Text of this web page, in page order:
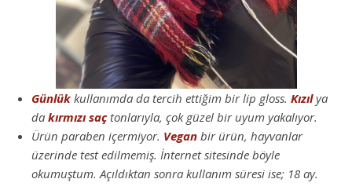
Günlük kullanımda da tercih ettiğim bir lip gloss. Kızılya
da kırmızı saçtonlarıyla, çok güzel bir uyum yakalıyor.
Ürün paraben içermiyor. Vegan bir ürün, hayvanlar
üzerinde test edilmemiş. İnternet sitesinde böyle
okumuştum. Açıldıktan sonra kullanım süresi ise; 18 ay.